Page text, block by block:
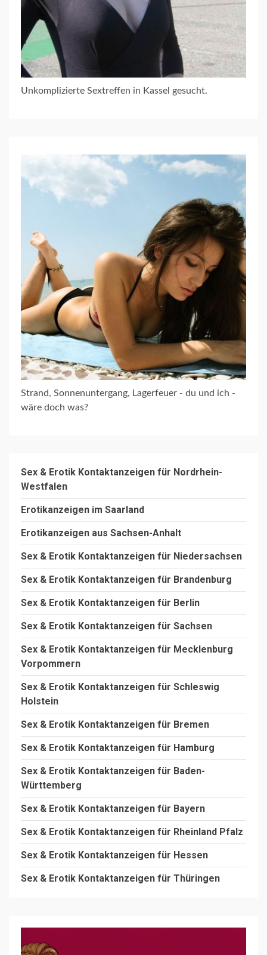
Unkomplizierte Sextreffen in Kassel gesucht.
Strand, Sonnenuntergang, Lagerfeuer - du und ich -
wäre doch was?
Sex & Erotik Kontaktanzeigen für Nordrhein-
Westfalen
Erotikanzeigen im Saarland
Erotikanzeigen aus Sachsen-Anhalt
Sex & Erotik Kontaktanzeigen für Niedersachsen
Sex & Erotik Kontaktanzeigen für Brandenburg
Sex & Erotik Kontaktanzeigen für Berlin
Sex & Erotik Kontaktanzeigen für Sachsen
Sex & Erotik Kontaktanzeigen für Mecklenburg
Vorpommern
Sex & Erotik Kontaktanzeigen für Schleswig
Holstein
Sex & Erotik Kontaktanzeigen für Bremen
Sex & Erotik Kontaktanzeigen für Hamburg
Sex & Erotik Kontaktanzeigen für Baden-
Württemberg
Sex & Erotik Kontaktanzeigen für Bayern
Sex & Erotik Kontaktanzeigen für Rheinland Pfalz
Sex & Erotik Kontaktanzeigen für Hessen
Sex & Erotik Kontaktanzeigen für Thüringen